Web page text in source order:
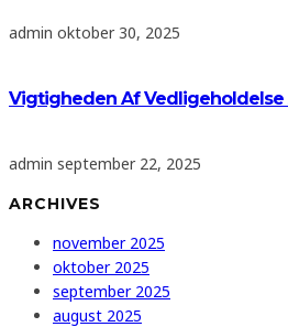
admin oktober 30, 2025
Vigtigheden Af Vedligeholdelse
admin september 22, 2025
ARCHIVES
november 2025
oktober 2025
september 2025
august 2025